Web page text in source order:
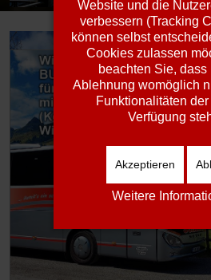
Website und die
verbessern (Tracking
können selbst
Cookies zulassen
beachten Sie, dass
Ablehnung womöglich
Funktionalitäten
Verfügung
Akzeptieren
Weitere